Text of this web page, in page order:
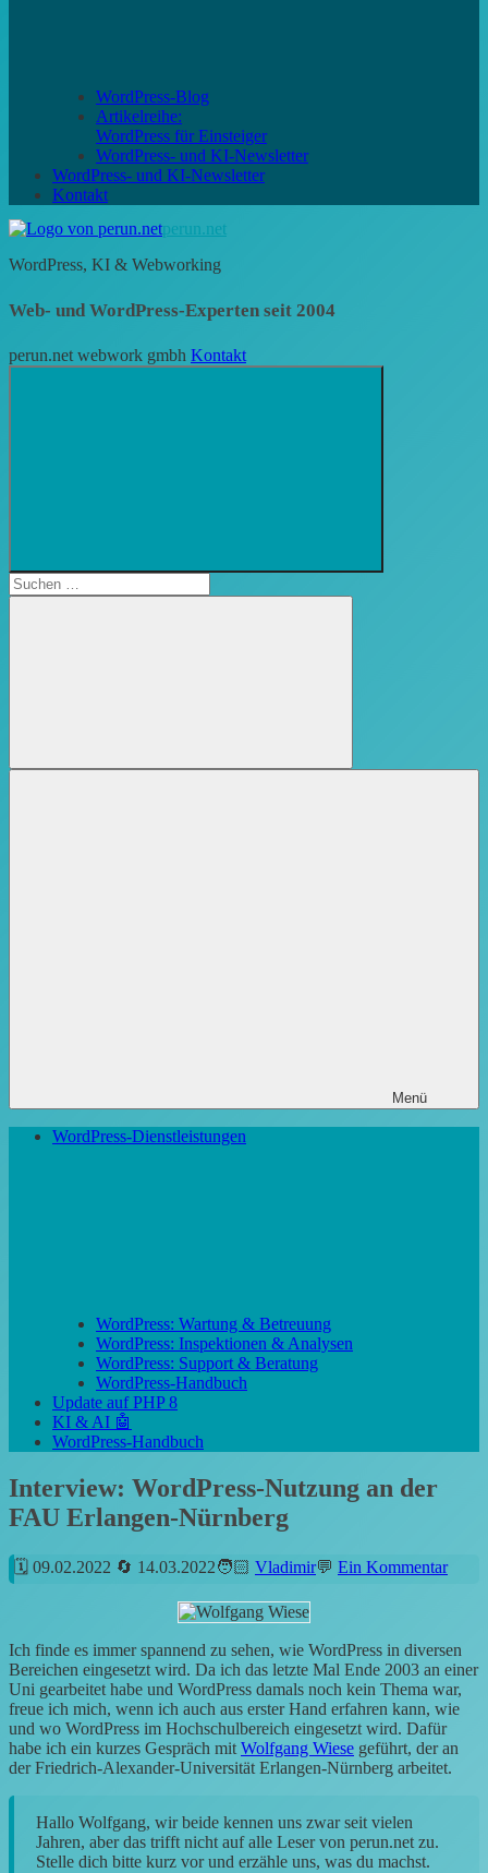
WordPress-Blog
Artikelreihe:
WordPress für Einsteiger
WordPress- und KI-Newsletter
WordPress- und KI-Newsletter
Kontakt
perun.net
WordPress, KI & Webworking
Web- und WordPress-Experten seit 2004
perun.net webwork gmbh Kontakt
öffnen
Suchen
nach:
Suchen
Menü
WordPress-Dienstleistungen
WordPress: Wartung & Betreuung
WordPress: Inspektionen & Analysen
WordPress: Support & Beratung
WordPress-Handbuch
Update auf PHP 8
KI & AI 🤖
WordPress-Handbuch
Interview: WordPress-Nutzung an der
FAU Erlangen-Nürnberg
09.02.2022 14.03.2022 Vladimir Ein Kommentar
Ich finde es immer spannend zu sehen, wie WordPress in diversen
Bereichen eingesetzt wird. Da ich das letzte Mal Ende 2003 an einer
Uni gearbeitet habe und WordPress damals noch kein Thema war,
freue ich mich, wenn ich auch aus erster Hand erfahren kann, wie
und wo WordPress im Hochschulbereich eingesetzt wird. Dafür
habe ich ein kurzes Gespräch mit Wolfgang Wiese geführt, der an
der Friedrich-Alexander-Universität Erlangen-Nürnberg arbeitet.
Hallo Wolfgang, wir beide kennen uns zwar seit vielen
Jahren, aber das trifft nicht auf alle Leser von perun.net zu.
Stelle dich bitte kurz vor und erzähle uns, was du machst.